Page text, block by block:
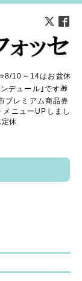
10～14はお盆休
デュール｣です🎁
プレミアム商品券
ニューUPしまし
休